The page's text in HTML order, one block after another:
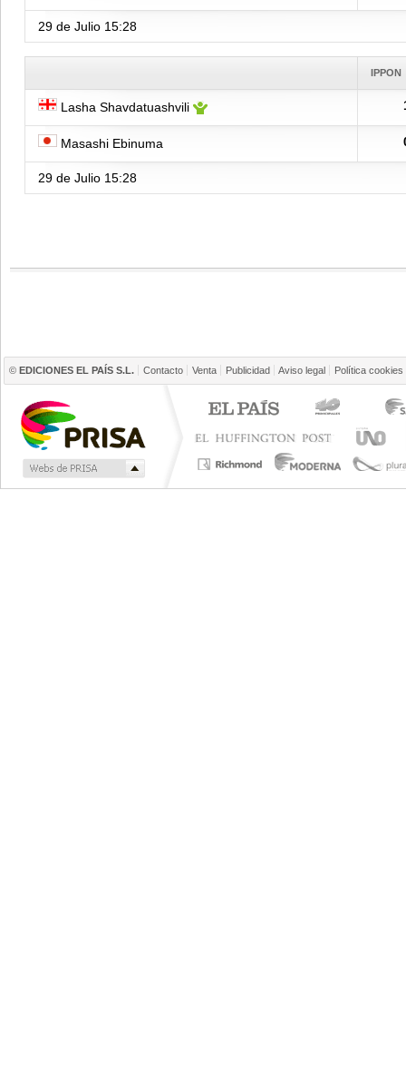
29 de Julio 15:28
IPPON
Lasha Shavdatuashvili
Masashi Ebinuma
29 de Julio 15:28
© EDICIONES EL PAÍS S.L. Contacto Venta Publicidad Aviso legal Política cookies